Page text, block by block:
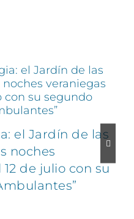
el Jardín de las
noches
de julio con su